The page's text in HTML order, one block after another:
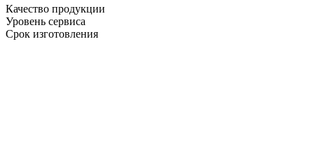
Качество продукции
Уровень сервиса
Срок изготовления